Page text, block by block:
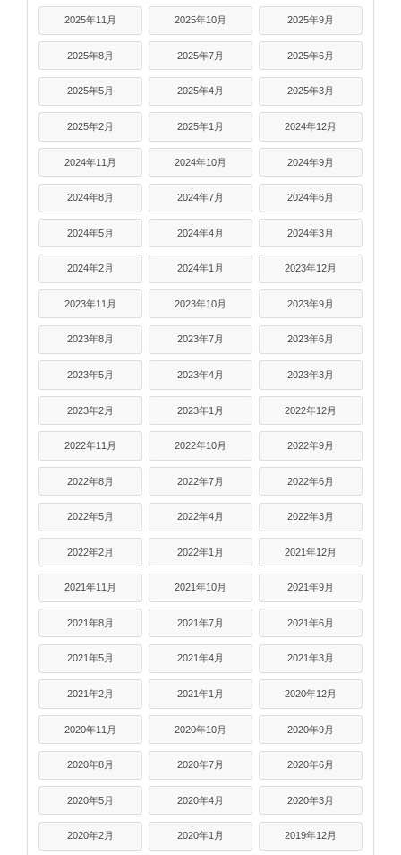
2025年11月 2025年10月 2025年9月
2025年8月 2025年7月 2025年6月
2025年5月 2025年4月 2025年3月
2025年2月 2025年1月 2024年12月
2024年11月 2024年10月 2024年9月
2024年8月 2024年7月 2024年6月
2024年5月 2024年4月 2024年3月
2024年2月 2024年1月 2023年12月
2023年11月 2023年10月 2023年9月
2023年8月 2023年7月 2023年6月
2023年5月 2023年4月 2023年3月
2023年2月 2023年1月 2022年12月
2022年11月 2022年10月 2022年9月
2022年8月 2022年7月 2022年6月
2022年5月 2022年4月 2022年3月
2022年2月 2022年1月 2021年12月
2021年11月 2021年10月 2021年9月
2021年8月 2021年7月 2021年6月
2021年5月 2021年4月 2021年3月
2021年2月 2021年1月 2020年12月
2020年11月 2020年10月 2020年9月
2020年8月 2020年7月 2020年6月
2020年5月 2020年4月 2020年3月
2020年2月 2020年1月 2019年12月